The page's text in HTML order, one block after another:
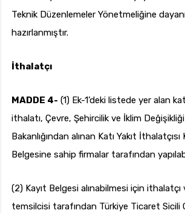
Teknik Düzenlemeler Yönetmeliğine
hazırlanmıştır.
İthalatçı
MADDE 4- (1) Ek-1’deki listede yer alan
ithalatı, Çevre, Şehircilik ve İklim Değişikliği
Bakanlığından alınan Katı Yakıt İthalatçısı
Belgesine sahip firmalar tarafından
(2) Kayıt Belgesi alınabilmesi için ithalatçı
temsilcisi tarafından Türkiye Ticaret Sicili